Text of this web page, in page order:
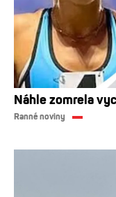
Náhle zomrela
Ranné noviny